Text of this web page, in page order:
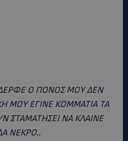
Ο ΠΟΝΟΣ ΜΟΥ ΔΕΝ
ΜΟΥ ΕΓΙΝΕ ΚΟΜΜΑΤΙΑ ΤΑ
ΣΤΑΜΑΤΗΣΕΙ ΝΑ ΚΛΑΙΝΕ
ΝΕΚΡΟ..